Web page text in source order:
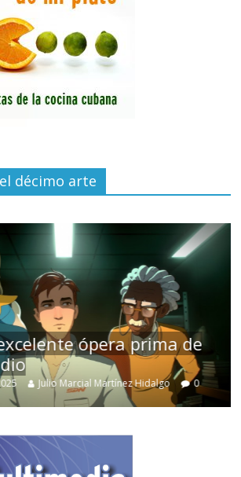
décimo arte
ópera prima de
Julio Marcial Martínez Hidalgo 0